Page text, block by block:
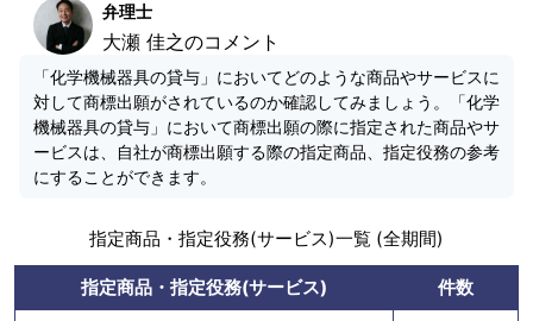
弁理士
大瀬 佳之のコメント
「化学機械器具の貸与」においてどのような商品やサービスに
対して商標出願がされているのか確認してみましょう。「化学
機械器具の貸与」において商標出願の際に指定された商品やサ
ービスは、自社が商標出願する際の指定商品、指定役務の参考
にすることができます。
指定商品・指定役務(サービス)一覧 (全期間)
指定商品・指定役務(サービス)
件数